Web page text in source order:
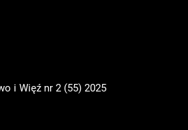
i Więź nr 2 (55) 2025